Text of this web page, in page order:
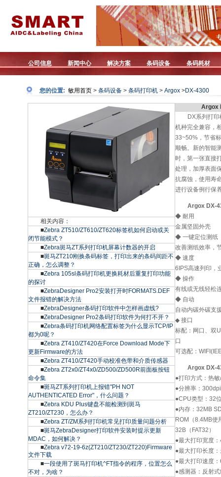
公司信息 新闻中心 解决方案 条码设备 条码耗材
您的位置: 敏用首页 > 条码设备 > 条码打印机 > Argox >DX-4300
相关内容：
■Zebra ZT510/ZT610/ZT620标签机如何启动或关
闭节能模式？
■Zebra斑马ZT系列打印机屏幕计数器的开启
■斑马ZT210刚换条码标签，打印出来的条码间距不
正确，怎么调整？
■Zebra 105sl条码打印机更换耗材后重复打印功能
的探讨
■ZebraDesigner Pro2安装打开时FORMATS.DEF
文件报错的解决方法
■ZebraDesigner条码打印软件中怎样画虚线?
■ZebraDesigner Pro2条码打印软件为何打不开？
■Zebra条码打印机网络配置标签为什么显示TCP/IP
都为0呢？
■Zebra ZT410/ZT420在Force Download Mode下
更新Firmware的方法
■Zebra ZT410/ZT420手动校准色带和介质传感器
■Zebra ZT2x0/ZT4x0/ZD500/ZD500R前面板按钮
命令集
■斑马ZT系列打印机上报错"PH NOT
AUTHENTICATED Error"，什么问题？
■Zebra KDU Plus键盘不能检测到斑马
ZT210/ZT230，怎么办？
■Zebra ZT/ZM系列打印机常见打印质量问题分析
■斑马ZebraDesigner打印软件安装时提示更新
MDAC，如何解决？
■Zebra v72-19-6z(ZT210/ZT230/ZT220)Firmware
文件下载
■一段使用了斑马打印机^FT指令的程序，位置怎么
不对，为啥？
Argox
DX系列打
机种完全兼容，
33~50%，节省
顺畅。新的智能
时，第一张直接
处理，加厚表面
抗腐蚀，使用寿
进行设备例行保
Argox DX-
◆ 耐用
金属坚固外壳
◆ 一键定位测纸
改善测纸效率，
◆ 速度
6IPS高速列印，
◆ 操作
有线或无线轻松
◆ 自动
自动内碳外碳支
◆ 接口
标配：网口、双
口
可选配：
Argox DX-
●打印方式：热
●分辨率：
●CPU类型：32
●内存：32MB
ROM（8.4MB使
32B（FAT32）
●最大打印宽度
●最大打印长度
●最大打印速度
●感测器：反射